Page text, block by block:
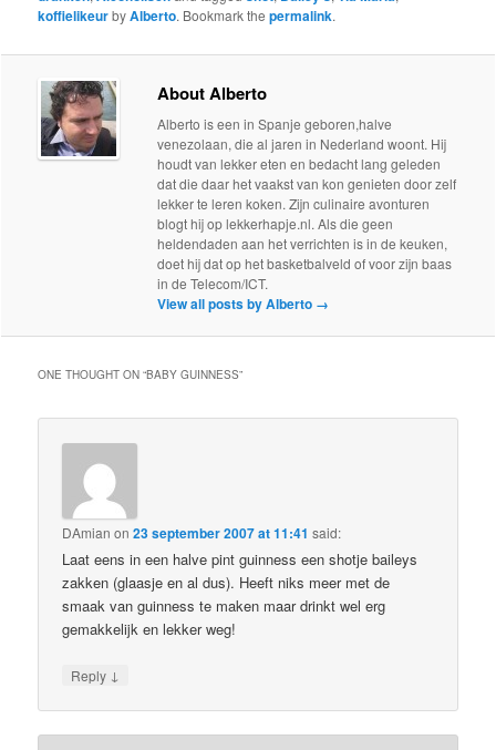
koffielikeurbyAlberto. Bookmark thepermalink.
About Alberto
Alberto is een in Spanje geboren,halve
venezolaan, die al jaren in Nederland woont. Hij
houdt van lekker eten en bedacht lang geleden
dat die daar het vaakst van kon genieten door zelf
lekker te leren koken. Zijn culinaire avonturen
blogt hij op lekkerhapje.nl. Als die geen
heldendaden aan het verrichten is in de keuken,
doet hij dat op het basketbalveld of voor zijn baas
in de Telecom/ICT.
View all posts by Alberto →
ONE THOUGHT ON “BABY GUINNESS”
DAmian on23 september 2007 at 11:41 said:
Laat eens in een halve pint guinness een shotje baileys
zakken (glaasje en al dus). Heeft niks meer met de
smaak van guinness te maken maar drinkt wel erg
gemakkelijk en lekker weg!
Reply ↓